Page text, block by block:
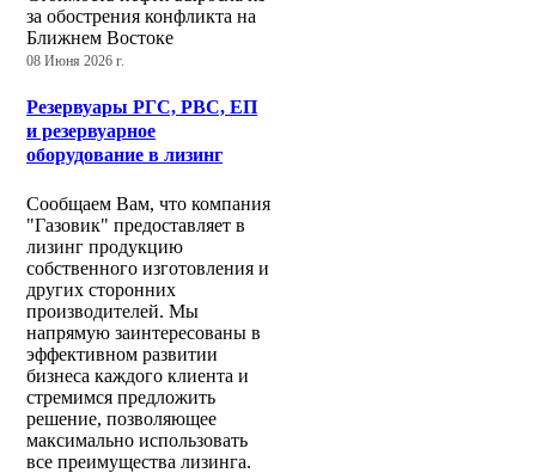
за обострения конфликта на
Ближнем Востоке
08 Июня 2026 г.
Резервуары РГС, РВС, ЕП
и резервуарное
оборудование в лизинг
Сообщаем Вам, что компания
"Газовик" предоставляет в
лизинг продукцию
собственного изготовления и
других сторонних
производителей. Мы
напрямую заинтересованы в
эффективном развитии
бизнеса каждого клиента и
стремимся предложить
решение, позволяющее
максимально использовать
все преимущества лизинга.